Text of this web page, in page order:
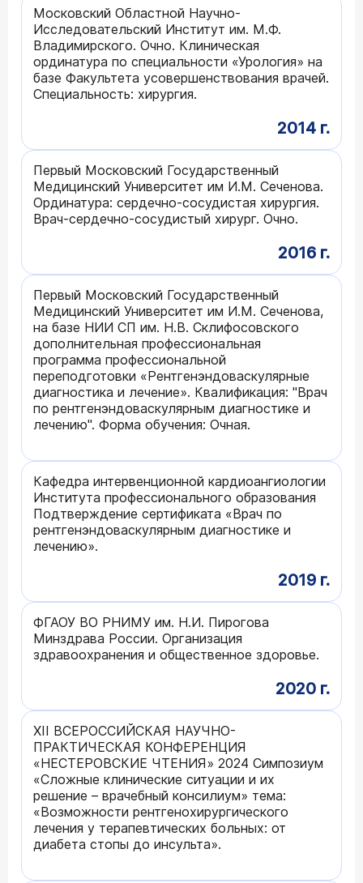
Московский Областной Научно-
Исследовательский Институт им. М.Ф.
Владимирского. Очно. Клиническая
ординатура по специальности «Урология» на
базе Факультета усовершенствования врачей.
Специальность: хирургия.
2014 г.
Первый Московский Государственный
Медицинский Университет им И.М. Сеченова.
Ординатура: сердечно-сосудистая хирургия.
Врач-сердечно-сосудистый хирург. Очно.
2016 г.
Первый Московский Государственный
Медицинский Университет им И.М. Сеченова,
на базе НИИ СП им. Н.В. Склифосовского
дополнительная профессиональная
программа профессиональной
переподготовки «Рентгенэндоваскулярные
диагностика и лечение». Квалификация: "Врач
по рентгенэндоваскулярным диагностике и
лечению". Форма обучения: Очная.
Кафедра интервенционной кардиоангиологии
Института профессионального образования
Подтверждение сертификата «Врач по
рентгенэндоваскулярным диагностике и
лечению».
2019 г.
ФГАОУ ВО РНИМУ им. Н.И. Пирогова
Минздрава России. Организация
здравоохранения и общественное здоровье.
2020 г.
XII ВСЕРОССИЙСКАЯ НАУЧНО-
ПРАКТИЧЕСКАЯ КОНФЕРЕНЦИЯ
«НЕСТЕРОВСКИЕ ЧТЕНИЯ» 2024 Симпозиум
«Сложные клинические ситуации и их
решение – врачебный консилиум» тема:
«Возможности рентгенохирургического
лечения у терапевтических больных: от
диабета стопы до инсульта».